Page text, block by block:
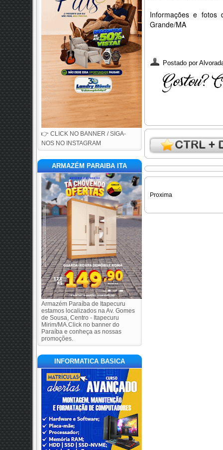
👉 CLICK NO BANNER / SIGA-
NOS NO INSTAGRAM
ARMAZÉM PARAIBA ITA
Armazém Paraíba de Itapecuru
estamos localizados na Av. Gomes
de Sousa, Centro - Itapecuru
Mirim/MA.Click no banner do
Paraíba e conheça as nossas
promoções.
INFORMATICA BASICA
Informações e fotos
Grande/MA
Postado por
Proxima